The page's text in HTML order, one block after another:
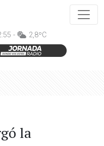
- 2,8ºC
la